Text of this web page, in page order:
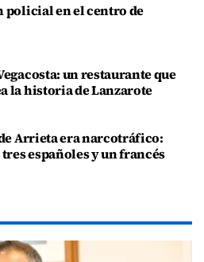
policial en el centro de
un restaurante que
la historia de Lanzarote
Arrieta era narcotráfico:
españoles y un francés